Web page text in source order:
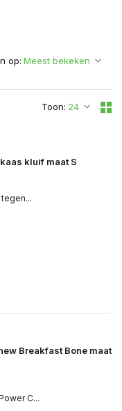
Toon:
op:
Breakfast Bone maat
C...
kluif maat S